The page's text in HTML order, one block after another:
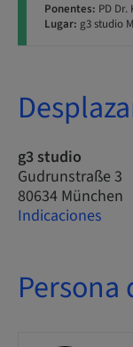
Ponentes: PD
Lugar: g3 studio
g3 studio
Gudrunstraße 3
80634 München
Indicaciones